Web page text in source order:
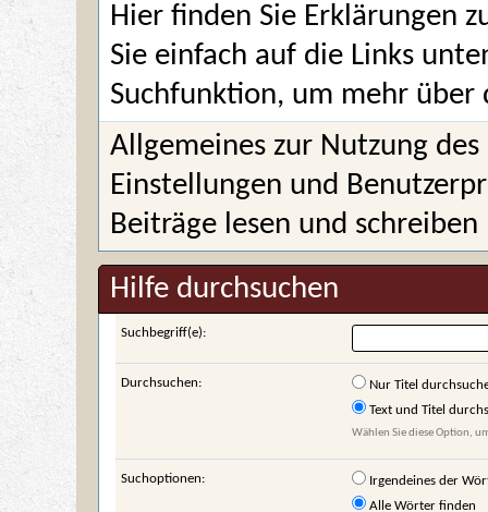
Hier finden Sie Erklärungen
Sie einfach auf die Links
Suchfunktion, um mehr über
Allgemeines zur Nutzung des
Einstellungen und
Beiträge lesen und schreiben
Hilfe durchsuchen
Suchbegriff(e):
Durchsuchen:
Nur Titel
Text und Titel
Wählen Sie diese Option,
Suchoptionen:
Irgendeines der
Alle Wörter finden